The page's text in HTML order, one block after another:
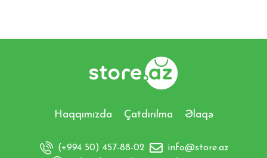
Haqqımızda Çatdırılma Əlaqə
(+994 50) 457-88-02
info@store.az